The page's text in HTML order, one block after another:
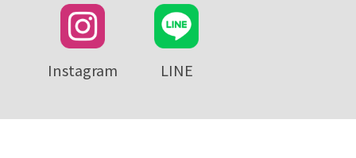
Instagram LINE